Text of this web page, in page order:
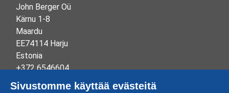
John Berger Oü
Kärnu 1-8
Maardu
EE74114 Harju
Estonia
+372 6546604
info@johnberger.ee
Sivustomme käyttää evästeitä